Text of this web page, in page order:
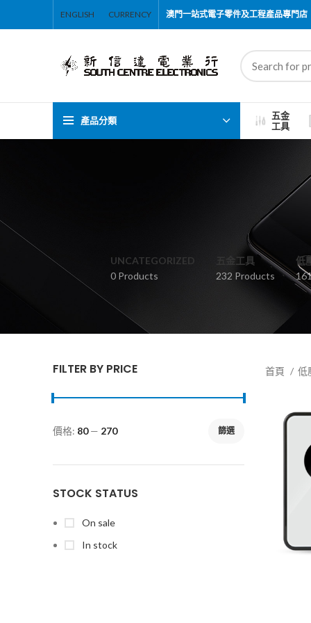
ENGLISH CURRENCY 澳門一站式電子零件及工程產品專門店
產品分類
五金
工具
UNCATEGORIZED
0 Products
五金工具
232 Products
低
FILTER BY PRICE
篩選
價格: 80— 270
STOCK STATUS
On sale
In stock
首頁 低